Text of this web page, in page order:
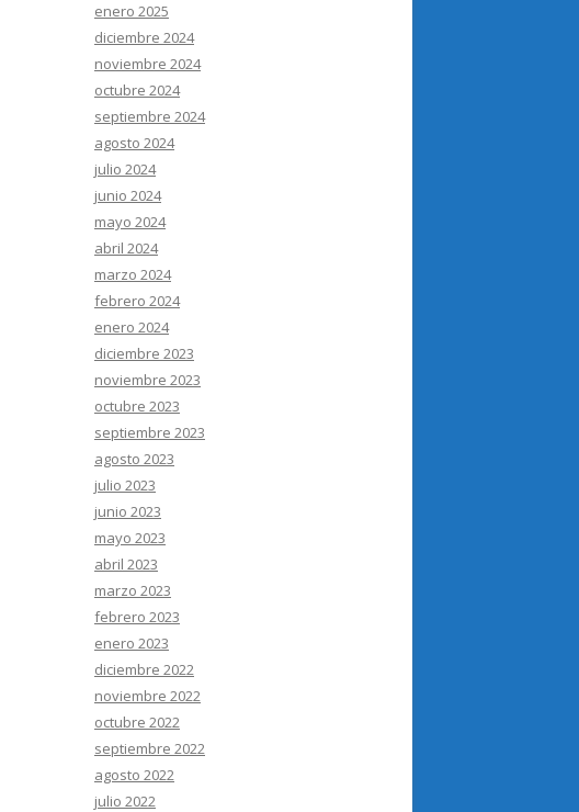
enero 2025
diciembre 2024
noviembre 2024
octubre 2024
septiembre 2024
agosto 2024
julio 2024
junio 2024
mayo 2024
abril 2024
marzo 2024
febrero 2024
enero 2024
diciembre 2023
noviembre 2023
octubre 2023
septiembre 2023
agosto 2023
julio 2023
junio 2023
mayo 2023
abril 2023
marzo 2023
febrero 2023
enero 2023
diciembre 2022
noviembre 2022
octubre 2022
septiembre 2022
agosto 2022
julio 2022